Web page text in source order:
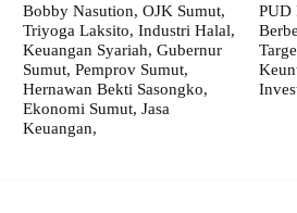
Bobby Nasution, OJK Sumut,
Triyoga Laksito, Industri Halal,
Keuangan Syariah, Gubernur
Sumut, Pemprov Sumut,
Hernawan Bekti Sasongko,
Ekonomi Sumut, Jasa
Keuangan,
PUD